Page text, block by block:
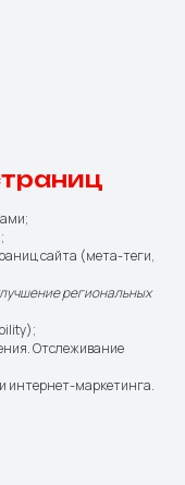
сайта (мета-теги,
региональных
Отслеживание
интернет-маркетинга.